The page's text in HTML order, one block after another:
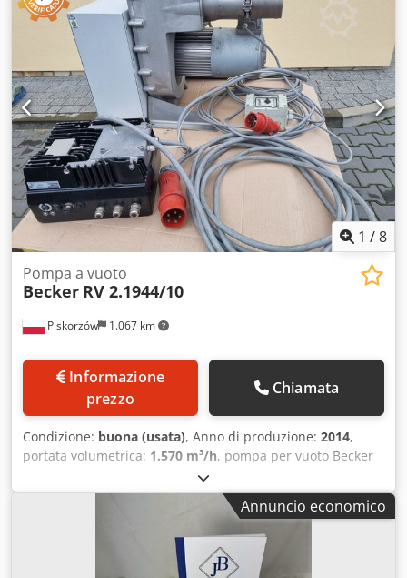
1 /8
Piskorzów 1.067 km
Pompa a vuoto
Becker RV 2.1944/10
prezzo
Chiamata
Condizione: buona (usata), Anno di produzione: 2014,
portata volumetrica: 1.570 m³/h, pompa per vuoto Becker
Variair RV 2.1944/10 Pressione relativa: +410 mbar Portata
volumetrica: 1570 m3/h Djdpfjv Anv Tsx Ak Djwa Peso: 60
Annuncio economico